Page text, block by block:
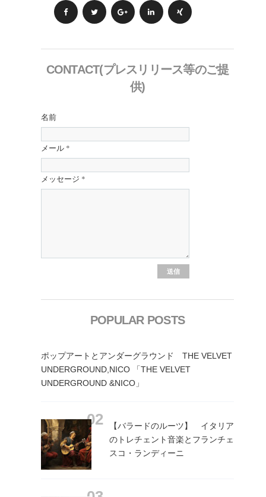
CONTACT(プレスリリース等のご提
供)
名前
メール *
メッセージ *
POPULAR POSTS
ポップアートとアンダーグラウンド THE VELVET
UNDERGROUND,NICO 「THE VELVET
UNDERGROUND &NICO」
【バラードのルーツ】 イタリア
のトレチェント音楽とフランチェ
スコ・ランディーニ